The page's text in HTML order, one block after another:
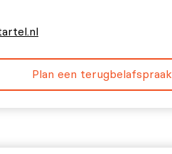
Plan een terugbelafspraak